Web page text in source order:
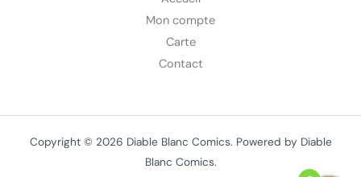
Liens Utiles
Accueil
Mon compte
Contact